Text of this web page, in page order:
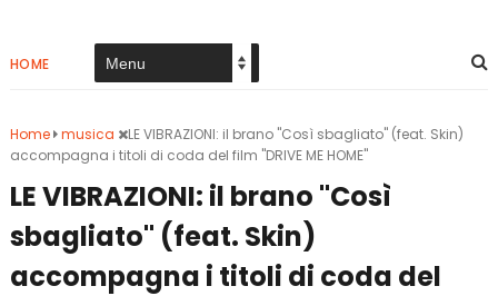
HOME
Home musica
LE VIBRAZIONI: il brano "Così sbagliato" (feat. Skin)
accompagna i titoli di coda del film "DRIVE ME HOME"
LE VIBRAZIONI: il brano "Così
sbagliato" (feat. Skin)
accompagna i titoli di coda del